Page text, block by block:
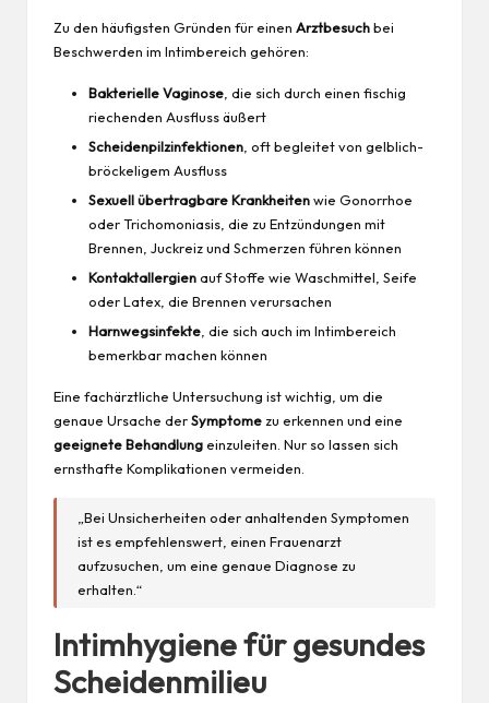
Zu den häufigsten Gründen für einen Arztbesuchbei
Beschwerden im Intimbereich gehören:
Bakterielle Vaginose , die sich durch einen fischig
riechenden Ausfluss äußert
Scheidenpilzinfektionen , oft begleitet von gelblich-
bröckeligem Ausfluss
Sexuell übertragbare Krankheitenwie Gonorrhoe
oder Trichomoniasis, die zu Entzündungen mit
Brennen, Juckreiz und Schmerzen führen können
Kontaktallergienauf Stoffe wie Waschmittel, Seife
oder Latex, die Brennen verursachen
Harnwegsinfekte, die sich auch im Intimbereich
bemerkbar machen können
Eine fachärztliche Untersuchung ist wichtig, um die
genaue Ursache derSymptomezu erkennen und eine
geeignete Behandlungeinzuleiten. Nur so lassen sich
ernsthafte Komplikationen vermeiden.
„Bei Unsicherheiten oder anhaltenden Symptomen
ist es empfehlenswert, einen Frauenarzt
aufzusuchen, um eine genaue Diagnose zu
erhalten.“
Intimhygiene für gesundes
Scheidenmilieu